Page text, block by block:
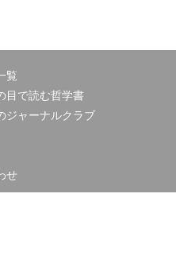
覧
目で読む哲学書
ジャーナルクラブ
せ